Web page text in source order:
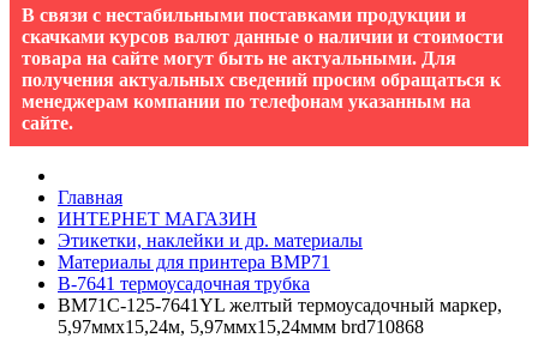
В связи с нестабильными поставками продукции и
скачками курсов валют данные о наличии и стоимости
товара на сайте могут быть не актуальными. Для
получения актуальных сведений просим обращаться к
менеджерам компании по телефонам указанным на
сайте.
Главная
ИНТЕРНЕТ МАГАЗИН
Этикетки, наклейки и др. материалы
Материалы для принтера BMP71
B-7641 термоусадочная трубка
BM71C-125-7641YL желтый термоусадочный маркер,
5,97ммх15,24м, 5,97ммх15,24ммм brd710868